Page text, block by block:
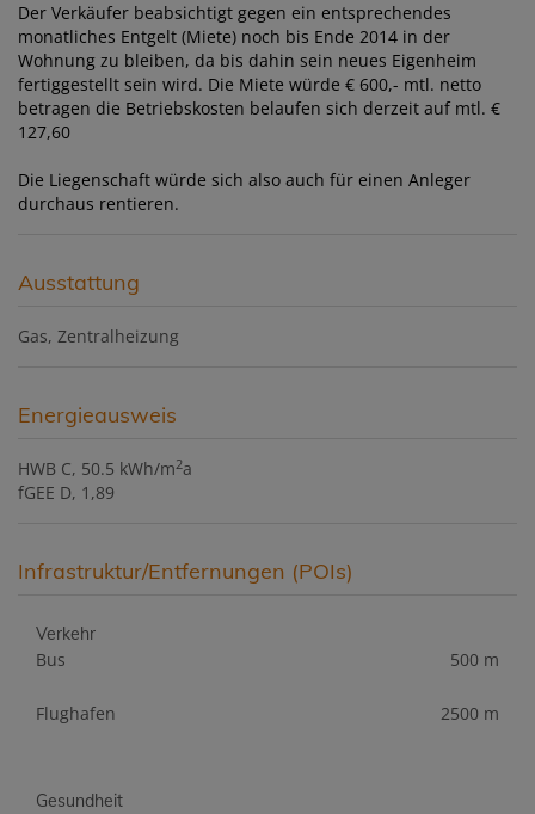
Der Verkäufer beabsichtigt gegen ein entsprechendes
monatliches Entgelt (Miete) noch bis Ende 2014 in der
Wohnung zu bleiben, da bis dahin sein neues Eigenheim
fertiggestellt sein wird. Die Miete würde € 600,- mtl. netto
betragen die Betriebskosten belaufen sich derzeit auf mtl. €
127,60
Die Liegenschaft würde sich also auch für einen Anleger
durchaus rentieren.
Ausstattung
Gas Zentralheizung
Energieausweis
HWB C, 50.5 kWh/m2a
fGEE D, 1,89
Infrastruktur/Entfernungen (POIs)
Verkehr
Bus 500 m
Flughafen 2500 m
Gesundheit